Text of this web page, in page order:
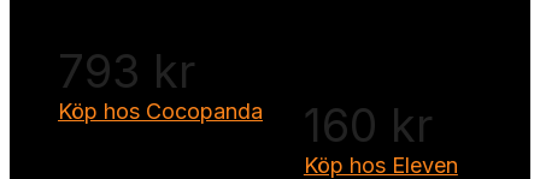
793 kr
Köp hos Cocopanda
160 kr
Köp hos Eleven